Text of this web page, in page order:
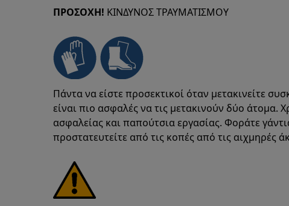
ΠΡΟΣΟΧΗ! ΚΙΝΔΥΝΟΣ ΤΡΑΥΜΑΤΙΣΜΟΥ
Πάντα να είστε προσεκτικοί όταν μετακινείτε
είναι πιο ασφαλές να τις μετακινούν δύο άτομα.
ασφαλείας και παπούτσια εργασίας. Φοράτε
προστατευτείτε από τις κοπές από τις αιχμηρές